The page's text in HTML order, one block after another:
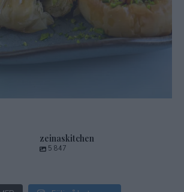
zeinaskitchen
5 847